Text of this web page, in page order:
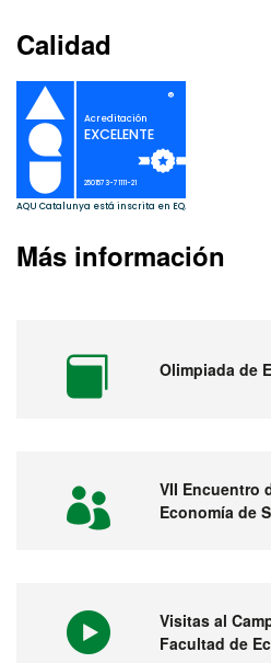
Calidad
Más información
Olimpiada de
VII Encuentro
Economía de
Visitas al
Facultad de